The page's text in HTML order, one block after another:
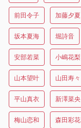
前田令子 加藤夕夏
坂本夏海 堀詩音
安部若菜 小嶋花梨
山本望叶 山田寿々
平山真衣 新澤菜央
梅山恋和 森田彩花